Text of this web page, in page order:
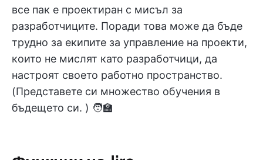
все пак е проектиран с мисъл за
разработчиците. Поради това може да бъде
трудно за екипите за управление на проекти,
които не мислят като разработчици, да
настроят своето работно пространство.
(Представете си множество обучения в
бъдещето си. ) 🧑‍🏫